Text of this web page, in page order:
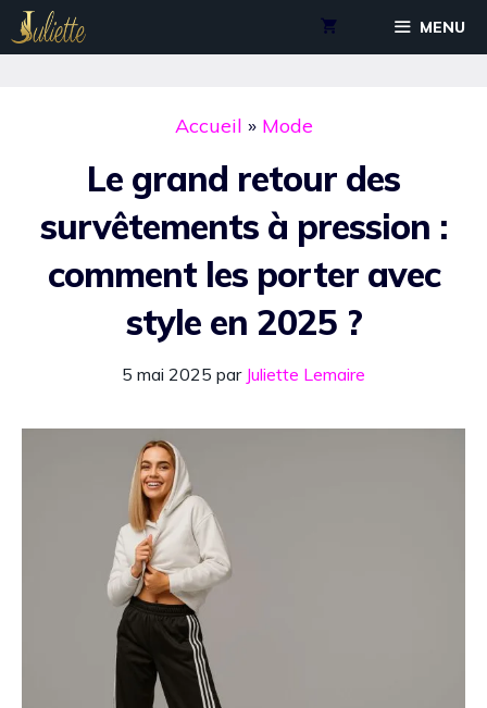
Aller
au
MENU
Accueil » Mode
Le grand retour des
survêtements à pression :
comment les porter avec
style en 2025 ?
5 mai 2025 par Juliette Lemaire